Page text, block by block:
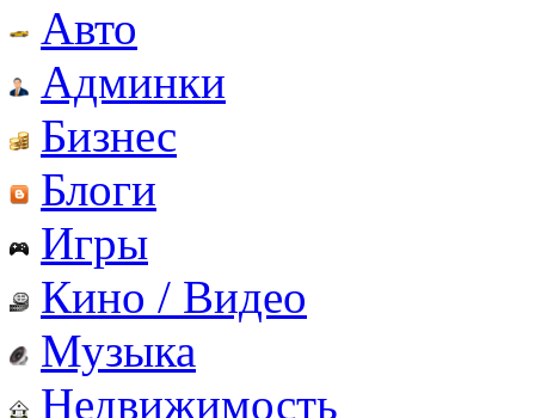
Авто
Админки
Бизнес
Блоги
Игры
Кино / Видео
Музыка
Недвижимость